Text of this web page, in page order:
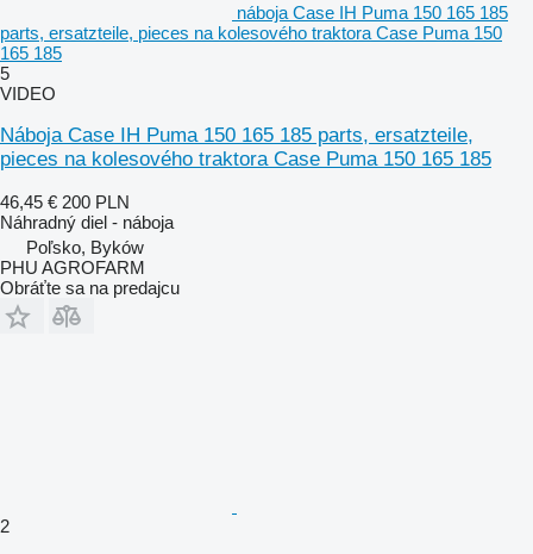
náboja Case IH Puma 150 165 185
parts, ersatzteile, pieces na kolesového traktora Case Puma 150
165 185
5
VIDEO
Náboja Case IH Puma 150 165 185 parts, ersatzteile,
pieces na kolesového traktora Case Puma 150 165 185
46,45 € 200 PLN
Náhradný diel - náboja
Poľsko, Byków
PHU AGROFARM
Obráťte sa na predajcu
2